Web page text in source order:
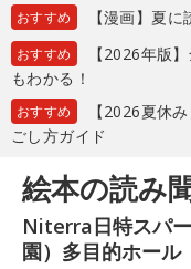
おすすめ 【漫画】夏
おすすめ
【2026年版
もわかる！
おすすめ
【2026夏休
ごし方ガイド
絵本の読み
Niterra日特スパ
園）多目的ホール